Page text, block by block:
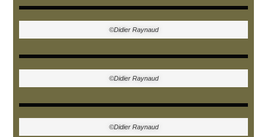
©Didier Raynaud
©Didier Raynaud
©Didier Raynaud